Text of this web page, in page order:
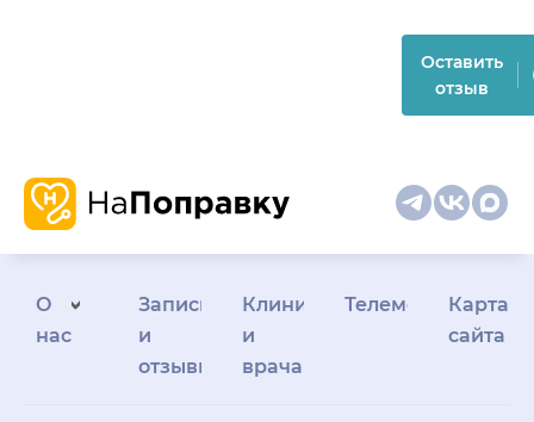
Оставить
отзыв
О
нас
Запись
и
отзывы
Клиникам
и
врачам
Телемедицина
Карта
сайта